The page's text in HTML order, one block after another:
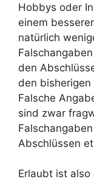
Hobbys oder
einem
natürlich
den
den
Falsche
sind zwar
Abschlüssen
Erlaubt ist